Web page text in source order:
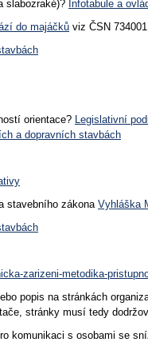
slabozraké)? Infotabule a
do majáčků viz ČSN 734001
orientace?
Legislativní
a dopravních stavbách
stavebního zákona Vyhláška
zarizeni-metodika-
popis na stránkách
stránky musí tedy
komunikaci s osobami se